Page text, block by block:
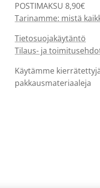
POSTIMAKSU 8,90€
Tarinamme: mistä
Tietosuojakäytäntö
Tilaus- ja
Käytämme
pakkausmateriaaleja